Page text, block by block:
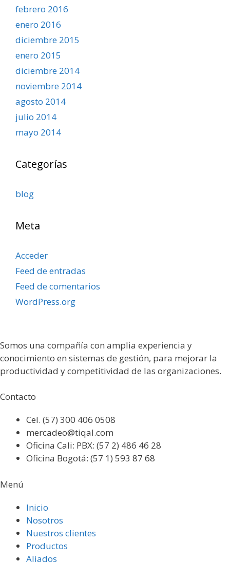
febrero 2016
enero 2016
diciembre 2015
enero 2015
diciembre 2014
noviembre 2014
agosto 2014
julio 2014
mayo 2014
Categorías
blog
Meta
Acceder
Feed de entradas
Feed de comentarios
WordPress.org
Somos una compañía con amplia experiencia y
conocimiento en sistemas de gestión, para mejorar la
productividad y competitividad de las organizaciones.
Contacto
Cel. (57) 300 406 0508
mercadeo@tiqal.com
Oficina Cali: PBX: (57 2) 486 46 28
Oficina Bogotá: (57 1) 593 87 68
Menú
Inicio
Nosotros
Nuestros clientes
Productos
Aliados